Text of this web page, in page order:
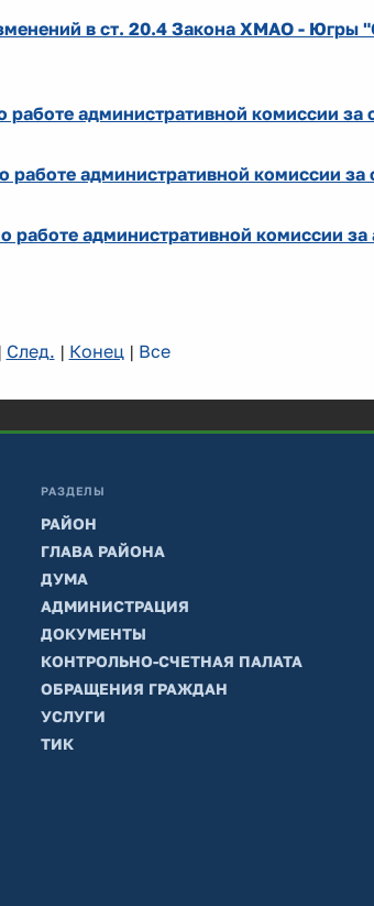
в ст. 20.4 Закона ХМАО - Югры
административной комиссии за
работе административной комиссии за
работе административной комиссии за
След. | Конец | Все
РАЗДЕЛЫ
РАЙОН
ГЛАВА РАЙОНА
ДУМА
АДМИНИСТРАЦИЯ
ДОКУМЕНТЫ
КОНТРОЛЬНО-СЧЕТНАЯ ПАЛАТА
ОБРАЩЕНИЯ ГРАЖДАН
УСЛУГИ
ТИК